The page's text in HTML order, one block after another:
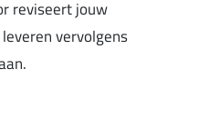
reviseert jouw
vervolgens